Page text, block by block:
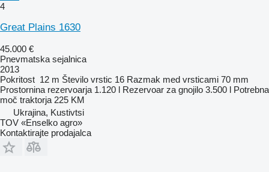
4
Great Plains 1630
45.000 €
Pnevmatska sejalnica
2013
Pokritost 12 m Število vrstic 16 Razmak med vrsticami 70 mm
Prostornina rezervoarja 1.120 l Rezervoar za gnojilo 3.500 l Potrebna
moč traktorja 225 KM
Ukrajina, Kustivtsi
TOV «Enselko agro»
Kontaktirajte prodajalca